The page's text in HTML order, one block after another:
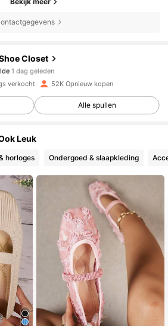
Closet
1 dag geleden
12 uur geleden
verkocht 52K Opnieuw kopen
Alle spullen
Leuk
horloges Ondergoed & slaapkleding